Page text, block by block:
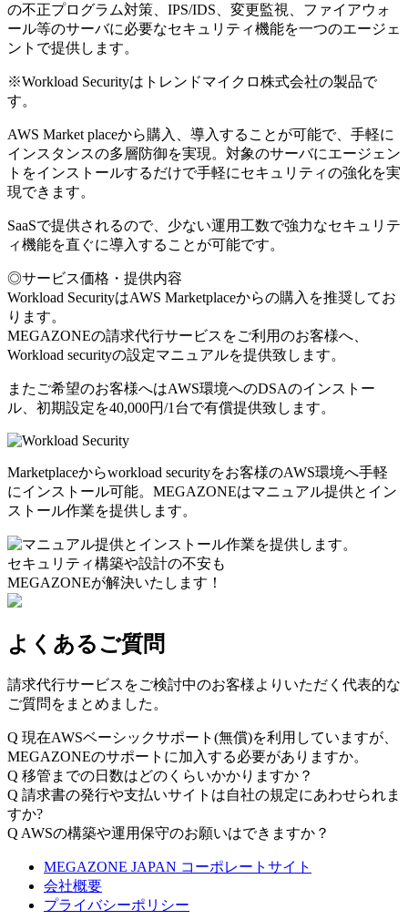
の不正プログラム対策、IPS/IDS、変更監視、ファイアウォ
ール等のサーバに必要なセキュリティ機能を一つのエージェ
ントで提供します。
※Workload Securityはトレンドマイクロ株式会社の製品で
す。
AWS Market placeから購入、導入することが可能で、手軽に
インスタンスの多層防御を実現。対象のサーバにエージェン
トをインストールするだけで手軽にセキュリティの強化を実
現できます。
SaaSで提供されるので、少ない運用工数で強力なセキュリテ
ィ機能を直ぐに導入することが可能です。
◎サービス価格・提供内容
Workload SecurityはAWS Marketplaceからの購入を推奨してお
ります。
MEGAZONEの請求代行サービスをご利用のお客様へ、
Workload securityの設定マニュアルを提供致します。
またご希望のお客様へはAWS環境へのDSAのインストー
ル、初期設定を40,000円/1台で有償提供致します。
Marketplaceからworkload securityをお客様のAWS環境へ手軽
にインストール可能。MEGAZONEはマニュアル提供とイン
ストール作業を提供します。
セキュリティ構築や設計の不安も
MEGAZONEが解決いたします！
よくあるご質問
請求代行サービスをご検討中のお客様よりいただく代表的な
ご質問をまとめました。
Q 現在AWSベーシックサポート(無償)を利用していますが、
MEGAZONEのサポートに加入する必要がありますか。
Q 移管までの日数はどのくらいかかりますか？
Q 請求書の発行や支払いサイトは自社の規定にあわせられま
すか?
Q AWSの構築や運用保守のお願いはできますか？
MEGAZONE JAPAN コーポレートサイト
会社概要
プライバシーポリシー